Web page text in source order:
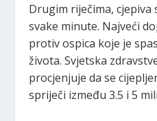
Drugim riječima, cjepiva
svake minute. Najveći
protiv ospica koje je
života. Svjetska
procjenjuje da se
spriječi između 3.5 i 5